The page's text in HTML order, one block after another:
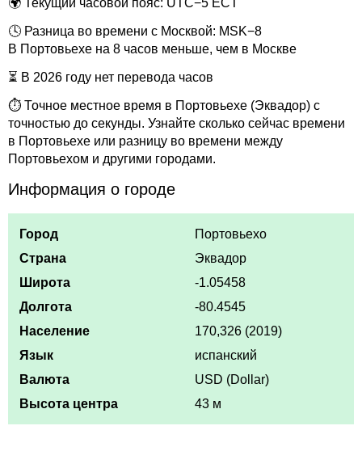
🌍 Текущий часовой пояс: UTC−5 ECT
🕓 Разница во времени с Москвой: MSK−8
В Портовьехе на 8 часов меньше, чем в Москве
⏳ В 2026 году нет перевода часов
⏱ Точное местное время в Портовьехе (Эквадор) с
точностью до секунды. Узнайте сколько сейчас времени
в Портовьехе или разницу во времени между
Портовьехом и другими городами.
Информация о городе
Город
Портовьехо
Страна
Эквадор
Широта
-1.05458
Долгота
-80.4545
Население
170,326 (2019)
Язык
испанский
Валюта
USD (Dollar)
Высота центра
43 м